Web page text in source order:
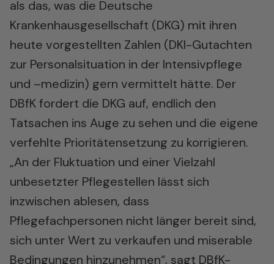
als das, was die Deutsche
Krankenhausgesellschaft (DKG) mit ihren
heute vorgestellten Zahlen (DKI-Gutachten
zur Personalsituation in der Intensivpflege
und –medizin) gern vermittelt hätte. Der
DBfK fordert die DKG auf, endlich den
Tatsachen ins Auge zu sehen und die eigene
verfehlte Prioritätensetzung zu korrigieren.
„An der Fluktuation und einer Vielzahl
unbesetzter Pflegestellen lässt sich
inzwischen ablesen, dass
Pflegefachpersonen nicht länger bereit sind,
sich unter Wert zu verkaufen und miserable
Bedingungen hinzunehmen“, sagt DBfK-